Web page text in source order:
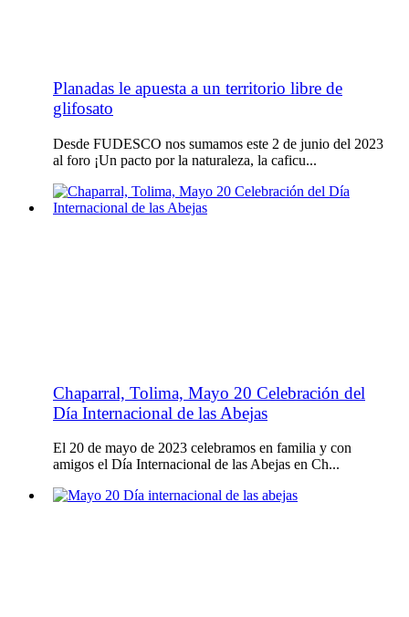
Planadas le apuesta a un territorio libre de
glifosato
Desde FUDESCO nos sumamos este 2 de junio del 2023
al foro ¡Un pacto por la naturaleza, la caficu...
Chaparral, Tolima, Mayo 20 Celebración del
Día Internacional de las Abejas
El 20 de mayo de 2023 celebramos en familia y con
amigos el Día Internacional de las Abejas en Ch...